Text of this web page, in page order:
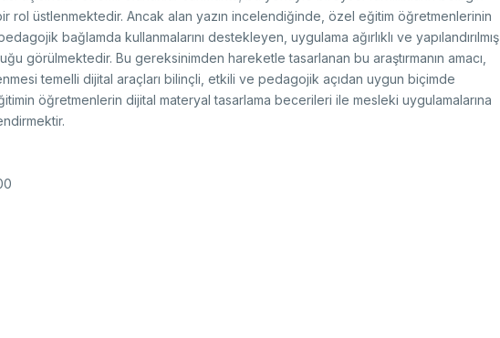
Service Inventories
Corporate Identity
STI Statistics
STI Manuals
Archive
Multilateral Cooperation Programs
EU Framework Programmes
Research Scholarship Programs
Rail Transportation Technologies Institute
rol üstlenmektedir. Ancak alan yazın incelendiğinde, özel eğitim öğretmenlerinin
bağlamda kullanmalarını destekleyen, uygulama ağırlıklı ve yapılandırılmış
görülmektedir. Bu gereksinimden hareketle tasarlanan bu araştırmanın amacı,
temelli dijital araçları bilinçli, etkili ve pedagojik açıdan uygun biçimde
öğretmenlerin dijital materyal tasarlama becerileri ile mesleki uygulamalarına